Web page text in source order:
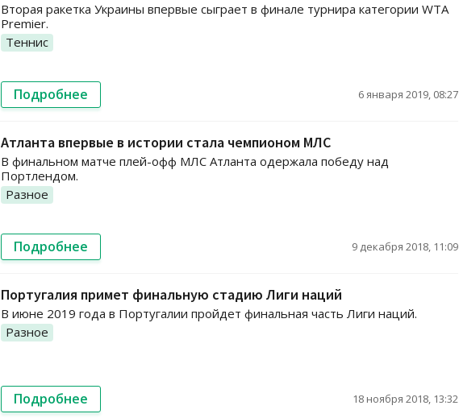
Вторая ракетка Украины впервые сыграет в финале турнира категории WTA
Premier.
Теннис
Подробнее 6 января 2019, 08:27
Атланта впервые в истории стала чемпионом МЛС
В финальном матче плей-офф МЛС Атланта одержала победу над
Портлендом.
Разное
Подробнее 9 декабря 2018, 11:09
Португалия примет финальную стадию Лиги наций
В июне 2019 года в Португалии пройдет финальная часть Лиги наций.
Разное
Подробнее 18 ноября 2018, 13:32